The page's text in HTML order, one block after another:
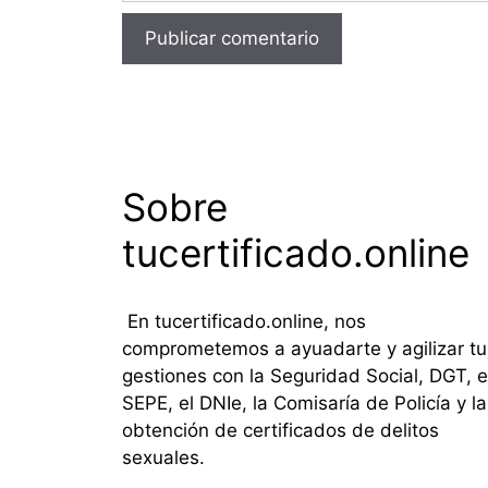
Sobre
tucertificado.online
En tucertificado.online, nos
comprometemos a ayuadarte y agilizar
gestiones con la Seguridad Social, DGT,
SEPE, el DNIe, la Comisaría de Policía y la
obtención de certificados de delitos
sexuales.